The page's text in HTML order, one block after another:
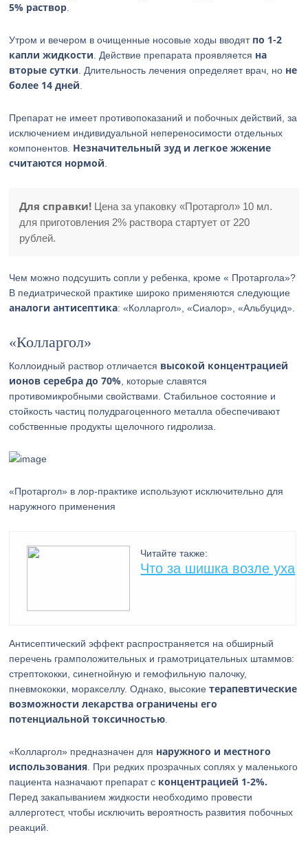
5% раствор
Утром и вечером в очищенные носовые ходы вводят по 1-2
капли жидкости . Действие препарата проявляется на
вторые сутки . Длительность лечения определяет врач, но не
более 14 дней
Препарат не имеет противопоказаний и побочных действий, за
исключением индивидуальной непереносимости отдельных
компонентов. Незначительный зуд и легкое жжение
считаются нормой
Для справки! Цена за упаковку «Протаргол» 10 мл.
для приготовления 2% раствора стартует от 220
рублей.
Чем можно подсушить сопли у ребенка, кроме « Протаргола»?
В педиатрической практике широко применяются следующие
аналоги антисептика: «Колларгол», «Сиалор», «Альбуцид».
«Колларгол»
Коллоидный раствор отличается высокой концентрацией
ионов серебра до 70% , которые славятся
противомикробными свойствами. Стабильное состояние и
стойкость частиц полудрагоценного металла обеспечивают
собственные продукты щелочного гидролиза.
«Протаргол» в лор-практике используют исключительно для
наружного применения
Читайте также:
Что за шишка возле уха
Антисептический эффект распространяется на обширный
перечень грамположительных и грамотрицательных штаммов:
стрептококки, синегнойную и гемофильную палочку,
пневмококки, моракселлу. Однако, высокиетерапевтические
возможности лекарства ограничены его
потенциальной токсичностью
«Колларгол» предназначен для наружного и местного
использования . При редких прозрачных соплях у маленького
пациента назначают препарат с концентрацией 1-2%.
Перед закапыванием жидкости необходимо провести
аллерготест, чтобы исключить вероятность развития побочных
реакций.